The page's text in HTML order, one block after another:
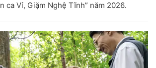
ca Ví, Giặm Nghệ Tĩnh” năm 2026.